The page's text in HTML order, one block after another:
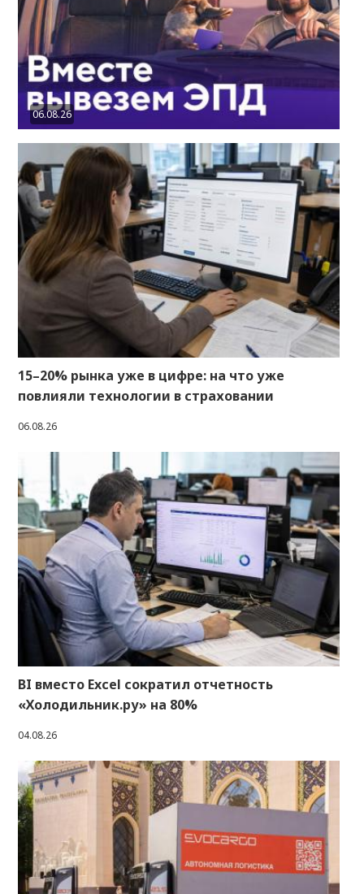
06.08.26
15–20% рынка уже в цифре: на что уже
повлияли технологии в страховании
06.08.26
BI вместо Excel сократил отчетность
«Холодильник.ру» на 80%
04.08.26